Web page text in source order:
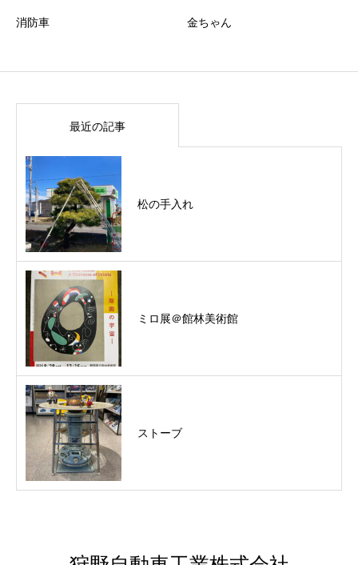
消防車 金ちゃん
最近の記事
松の手入れ
ミロ展＠館林美術館
ストーブ